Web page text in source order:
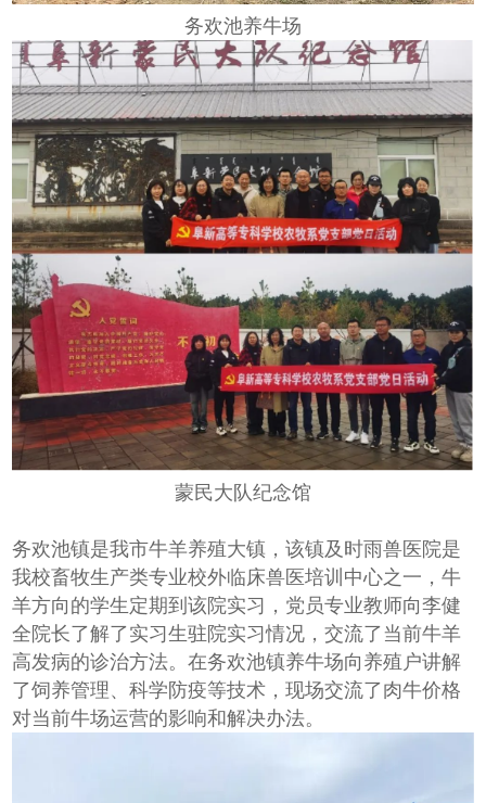
务欢池养牛场
蒙民大队纪念馆
务欢池镇是我市牛羊养殖大镇，该镇及时雨兽医院是
我校畜牧生产类专业校外临床兽医培训中心之一，牛
羊方向的学生定期到该院实习，党员专业教师向李健
全院长了解了实习生驻院实习情况，交流了当前牛羊
高发病的诊治方法。在务欢池镇养牛场向养殖户讲解
了饲养管理、科学防疫等技术，现场交流了肉牛价格
对当前牛场运营的影响和解决办法。